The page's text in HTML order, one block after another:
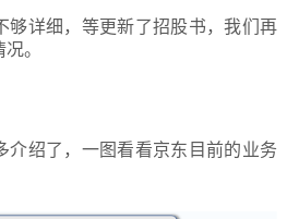
够详细，等更新了招股书，我们再
。
介绍了，一图看看京东目前的业务